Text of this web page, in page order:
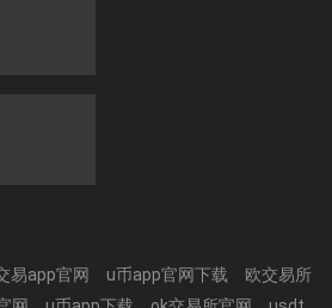
易app官网 u币app官网下载
欧交易所